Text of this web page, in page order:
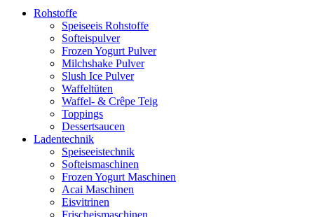
Rohstoffe
Speiseeis Rohstoffe
Softeispulver
Frozen Yogurt Pulver
Milchshake Pulver
Slush Ice Pulver
Waffeltüten
Waffel- & Crêpe Teig
Toppings
Dessertsaucen
Ladentechnik
Speiseeistechnik
Softeismaschinen
Frozen Yogurt Maschinen
Acai Maschinen
Eisvitrinen
Frischeismaschinen